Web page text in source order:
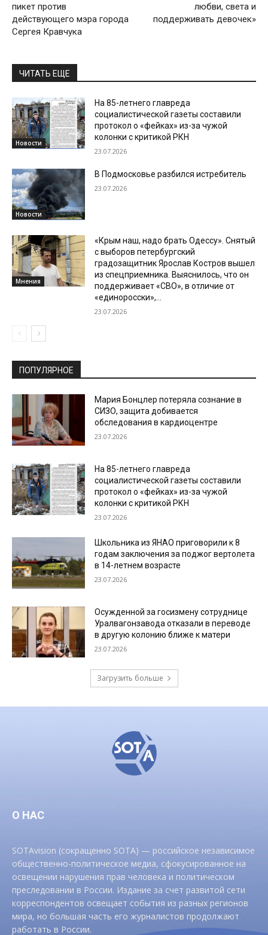
пикет против
действующего мэра города
Cергея Кравчука
любви, света и
поддерживать девочек»
ЧИТАТЬ ЕЩЕ
Новости
На 85-летнего главреда
социалистической газеты составили
протокол о «фейках» из-за чужой
колонки с критикой РКН
23.07.2026
Новости
В Подмосковье разбился истребитель
23.07.2026
Мнения
«Крым наш, надо брать Одессу». Снятый
с выборов петербургский
градозащитник Ярослав Костров вышел
из спецприемника. Выяснилось, что он
поддерживает «СВО», в отличие от
«единоросски»,...
23.07.2026
ПОПУЛЯРНОЕ
Мария Бонцлер потеряла сознание в
СИЗО, защита добивается
обследования в кардиоцентре
23.07.2026
На 85-летнего главреда
социалистической газеты составили
протокол о «фейках» из-за чужой
колонки с критикой РКН
23.07.2026
Школьника из ЯНАО приговорили к 8
годам заключения за поджог вертолета
в 14-летнем возрасте
23.07.2026
Осужденной за госизмену сотруднице
Уралвагонзавода отказали в переводе
в другую колонию ближе к матери
23.07.2026
Загрузить больше
О НАС
SOTAvision (сокращенно SOTA) — российское независимое
общественно-политическое медиа, сфокусированное на
освещении нарушения прав человека и политическом
преследовании в России. Издание за счет развитой сети
корреспондентов освещает события из разных регионов
мира, но большая часть его журналистов продолжают
работать в России.